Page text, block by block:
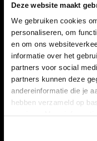
Deze website maakt
We gebruiken cookies
personaliseren, om
en om ons
informatie over het
partners voor social
partners kunnen deze
andereinformatie die je
hebben verzameld op
aanpassen via de CO-
Het resultaat:
downdrillen
Tom van der Molen,
is erg te spreken over
vanembedded
in een rapportage heel
om de onderliggende
Ook Van